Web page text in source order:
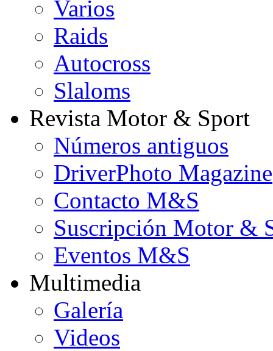
Varios
Raids
Autocross
Slaloms
Revista Motor & Sport
Números antiguos
DriverPhoto Magazine
Contacto M&S
Suscripción Motor &
Eventos M&S
Multimedia
Galería
Videos